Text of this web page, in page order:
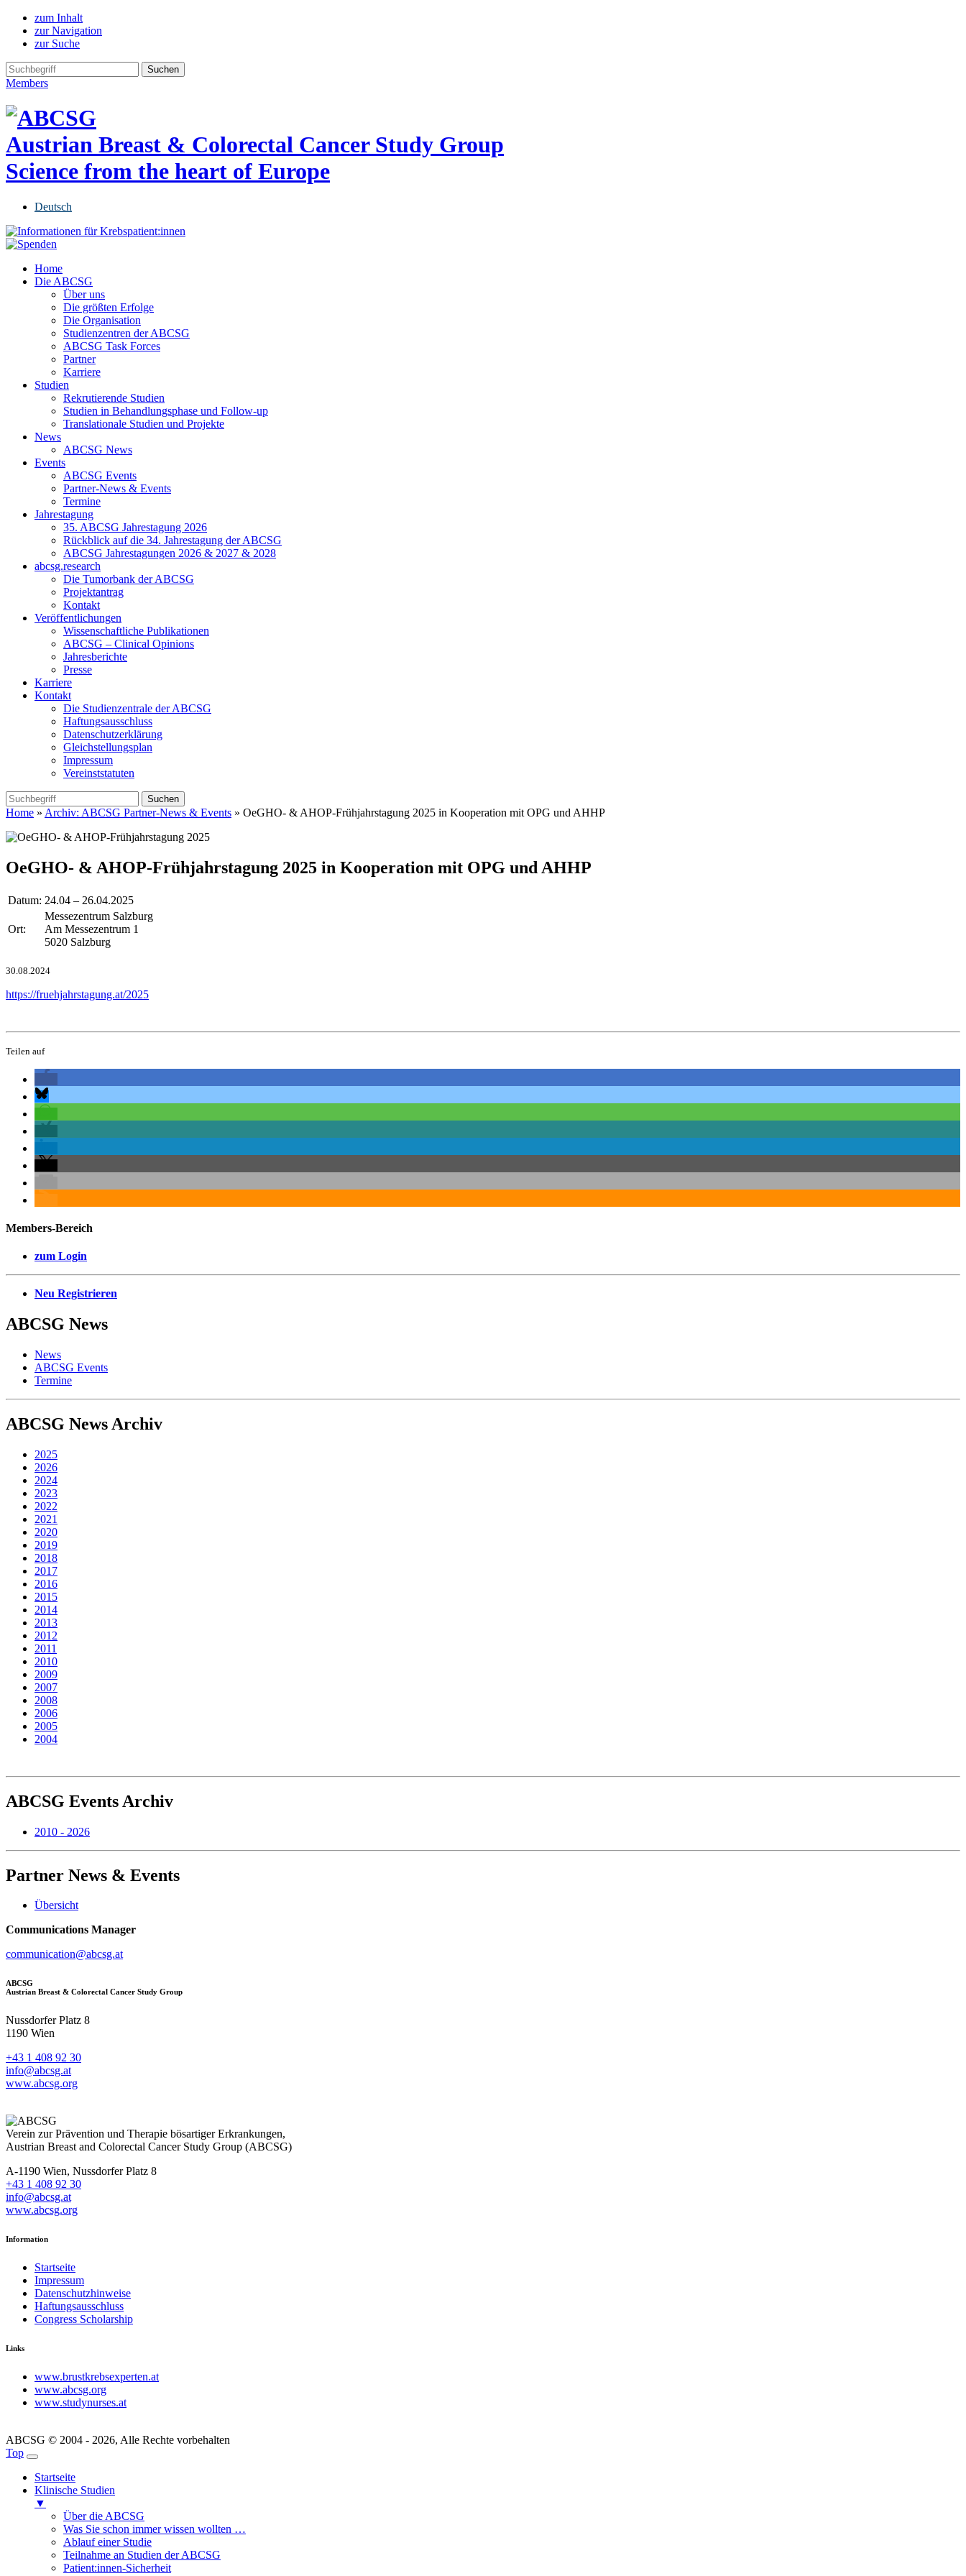
zum Inhalt
zur Navigation
zur Suche
Members
Austrian Breast & Colorectal Cancer Study Group
Science from the heart of Europe
Deutsch
Home
Die ABCSG
Über uns
Die größten Erfolge
Die Organisation
Studienzentren der ABCSG
ABCSG Task Forces
Partner
Karriere
Studien
Rekrutierende Studien
Studien in Behandlungsphase und Follow-up
Translationale Studien und Projekte
News
ABCSG News
Events
ABCSG Events
Partner-News & Events
Termine
Jahrestagung
35. ABCSG Jahrestagung 2026
Rückblick auf die 34. Jahrestagung der ABCSG
ABCSG Jahrestagungen 2026 & 2027 & 2028
abcsg.research
Die Tumorbank der ABCSG
Projektantrag
Kontakt
Veröffentlichungen
Wissenschaftliche Publikationen
ABCSG – Clinical Opinions
Jahresberichte
Presse
Karriere
Kontakt
Die Studienzentrale der ABCSG
Haftungsausschluss
Datenschutzerklärung
Gleichstellungsplan
Impressum
Vereinststatuten
Home » Archiv: ABCSG Partner-News & Events » OeGHO- & AHOP-Frühjahrstagung 2025 in Kooperation mit OPG und AHHP
OeGHO- & AHOP-Frühjahrstagung 2025 in Kooperation mit OPG und AHHP
Datum: 24.04 – 26.04.2025
Ort:
Messezentrum Salzburg
Am Messezentrum 1
5020 Salzburg
30.08.2024
https://fruehjahrstagung.at/2025
Teilen auf
Members-Bereich
zum Login
Neu Registrieren
ABCSG News
News
ABCSG Events
Termine
ABCSG News Archiv
2025
2026
2024
2023
2022
2021
2020
2019
2018
2017
2016
2015
2014
2013
2012
2011
2010
2009
2007
2008
2006
2005
2004
ABCSG Events Archiv
2010 - 2026
Partner News & Events
Übersicht
Communications Manager
communication@abcsg.at
ABCSG
Austrian Breast & Colorectal Cancer Study Group
Nussdorfer Platz 8
1190 Wien
+43 1 408 92 30
info@abcsg.at
www.abcsg.org
Verein zur Prävention und Therapie bösartiger Erkrankungen,
Austrian Breast and Colorectal Cancer Study Group (ABCSG)
A-1190 Wien, Nussdorfer Platz 8
+43 1 408 92 30
info@abcsg.at
www.abcsg.org
Information
Startseite
Impressum
Datenschutzhinweise
Haftungsausschluss
Congress Scholarship
Links
www.brustkrebsexperten.at
www.abcsg.org
www.studynurses.at
ABCSG © 2004 - 2026, Alle Rechte vorbehalten
Top
Startseite
Klinische Studien
▼
Über die ABCSG
Was Sie schon immer wissen wollten …
Ablauf einer Studie
Teilnahme an Studien der ABCSG
Patient:innen-Sicherheit